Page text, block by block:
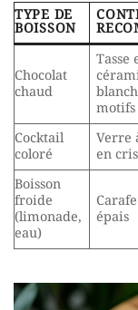
TYPE DE
BOISSON
Chocolat
chaud
Tasse
motifs
Cocktail
coloré
Verre
en
Boisson
froide
(limonade,
eau)
épais